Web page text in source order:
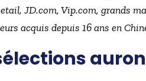
JD.com, Vip.com, grands
acquis depuis 16 ans en